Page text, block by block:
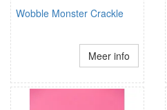
Wobble Monster Crackle
Meer info